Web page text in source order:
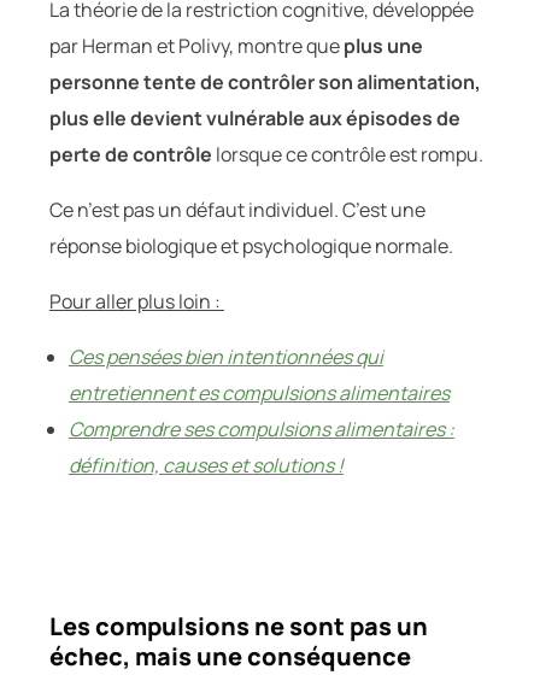
La théorie de la restriction cognitive, développée
par Herman et Polivy, montre queplus une
personne tente de contrôler son alimentation,
plus elle devient vulnérable aux épisodes de
perte de contrôle lorsque ce contrôle est rompu.
Ce n’est pas un défaut individuel. C’est une
réponse biologique et psychologique normale.
Pour aller plus loin :
Ces pensées bien intentionnées qui
entretiennent es compulsions alimentaires
Comprendre ses compulsions alimentaires :
définition, causes et solutions !
Les compulsions ne sont pas un
échec, mais une conséquence